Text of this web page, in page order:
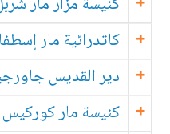
كاتدرائية مار
دير القديس
كنيسة مار كوركيس